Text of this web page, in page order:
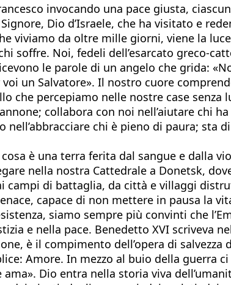
invocando una pace giusta,
Dio d’Israele, che ha visitato e
viviamo da oltre mille giorni, viene la
soffre. Noi, fedeli dell’esarcato greco-
le parole di un angelo che grida:
un Salvatore». Il nostro cuore
che percepiamo nelle nostre case senza
collabora con noi nell’aiutare chi
chi è pieno di paura; sta
è una terra ferita dal sangue e dalla
nella nostra Cattedrale a Donetsk,
campi di battaglia, da città e villaggi
capace di non mettere in pausa la
siamo sempre più convinti che
e nella pace. Benedetto XVI scriveva
è il compimento dell’opera di salvezza
Amore. In mezzo al buio della guerra
Dio entra nella storia viva